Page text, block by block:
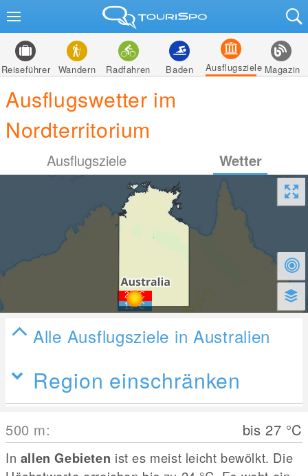
Reiseführer Wandern Radfahren Baden Ausflugsziele Magazin
Ausflugswetter im
Nordterritorium
Ausflugsziele Wetter
Alle Ausflugsziele in Australien
Region einschränken
500 m: bis 27 °C
In allen Gebieten ist es meist leicht bewölkt. Die